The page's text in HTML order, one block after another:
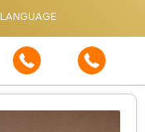
LANGUAGE